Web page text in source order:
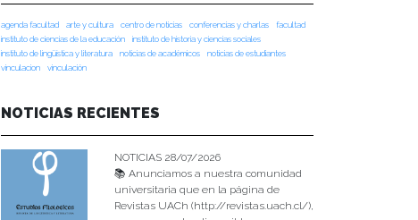
agenda facultad arte y cultura centro de noticias conferencias y charlas
facultad
instituto de ciencias de la educación
instituto de historia y ciencias sociales
instituto de lingüística y literatura
noticias de académicos
noticias de estudiantes
vinculacion
vinculación
NOTICIAS RECIENTES
NOTICIAS 28/07/2026
📚 Anunciamos a nuestra comunidad
universitaria que en la página de
Revistas UACh (http://revistas.uach.cl/),